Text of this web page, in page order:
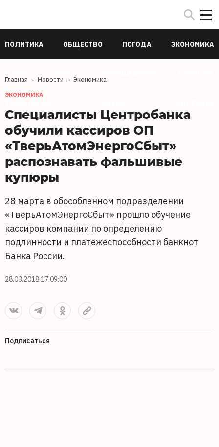
ПОЛИТИКА ОБЩЕСТВО ПОГОДА ЭКОНОМИКА
Главная Новости Экономика
ЭКОНОМИКА
Специалисты Центробанка
обучили кассиров ОП
«ТверьАтомЭнергоСбыт»
распознавать фальшивые
купюры
28 марта в обособленном подразделении
«ТверьАтомЭнергоСбыт» прошло обучение
кассиров компании по определению
подлинности и платёжеспособности банкнот
Банка России.
28.03.2018 17:09:00
Подписаться